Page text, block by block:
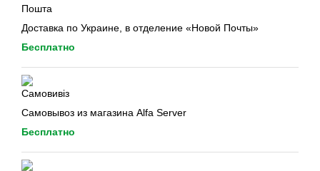
Доставка по Украине, в отделение «Новой Почты»
Бесплатно
Самовывоз из магазина Alfa Server
Бесплатно